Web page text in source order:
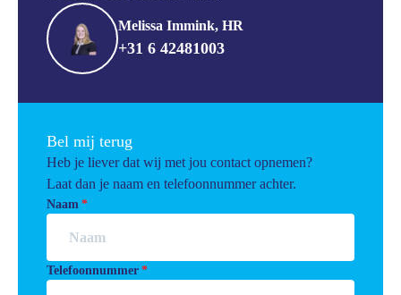
Melissa Immink, HR
+31 6 42481003
Bel mij terug
Heb je liever dat wij met jou contact opnemen?
Laat dan je naam en telefoonnummer achter.
Naam
Telefoonnummer